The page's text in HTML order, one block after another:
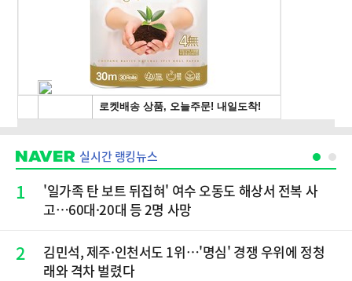
실시간 랭킹뉴스
1
'일가족 탄 보트 뒤집혀' 여수 오동도 해상서 전복 사
고…60대·20대 등 2명 사망
2
김민석, 제주·인천서도 1위…'명심' 경쟁 우위에 정청
래와 격차 벌렸다